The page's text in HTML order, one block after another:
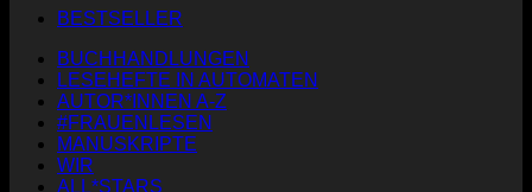
BESTSELLER
BUCHHANDLUNGEN
LESEHEFTE IN AUTOMATEN
AUTOR*INNEN A-Z
#FRAUENLESEN
MANUSKRIPTE
WIR
ALL*STARS